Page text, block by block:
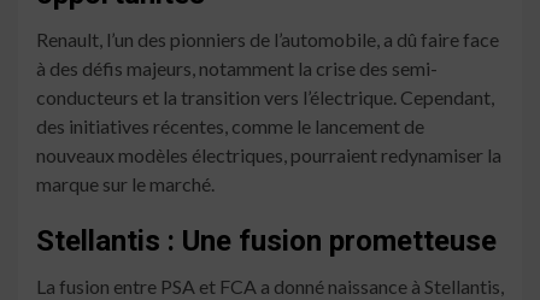
Renault, l’un des pionniers de l’automobile, a dû faire face
à des défis majeurs, notamment la crise des semi-
conducteurs et la transition vers l’électrique. Cependant,
des initiatives récentes, comme le lancement de
nouveaux modèles électriques, pourraient redynamiser la
marque sur le marché.
Stellantis : Une fusion prometteuse
La fusion entre PSA et FCA a donné naissance à Stellantis,